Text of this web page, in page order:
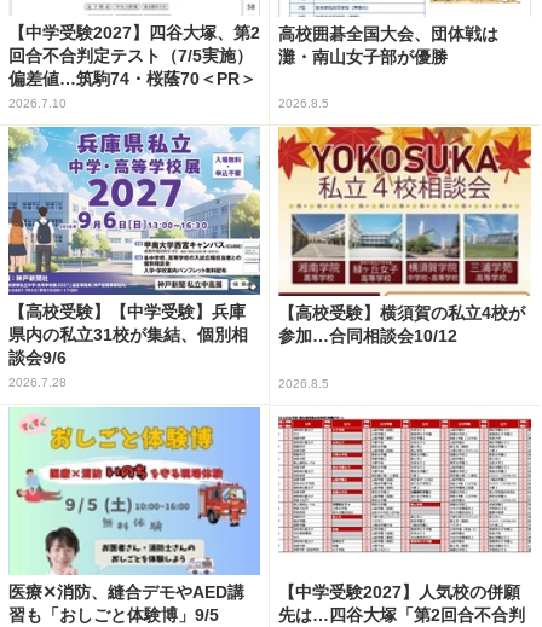
【中学受験2027】四谷大塚、第2
回合不合判定テスト（7/5実施）
偏差値…筑駒74・桜蔭70＜PR＞
2026.7.10
高校囲碁全国大会、団体戦は
灘・南山女子部が優勝
2026.8.5
【高校受験】【中学受験】兵庫
県内の私立31校が集結、個別相
談会9/6
2026.7.28
【高校受験】横須賀の私立4校が
参加…合同相談会10/12
2026.8.5
医療✕消防、縫合デモやAED講
習も「おしごと体験博」9/5
【中学受験2027】人気校の併願
先は…四谷大塚「第2回合不合判